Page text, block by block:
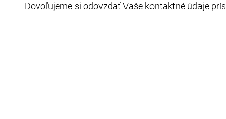
Dovoľujeme si odovzdať Vaše kontaktné údaje